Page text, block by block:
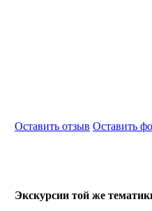
Оставить отзыв Оставить
Экскурсии той же